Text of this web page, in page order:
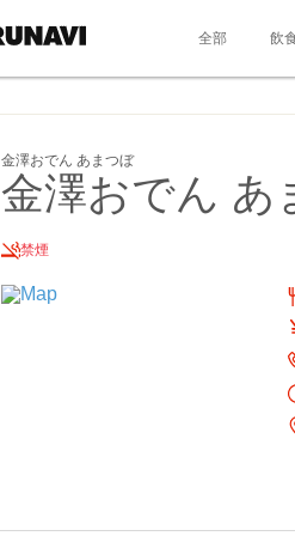
全部 飲
金澤おでん あまつぼ
金澤おでん あ
禁煙